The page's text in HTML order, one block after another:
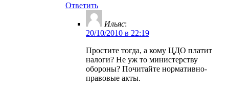
Ответить
Ильяс:
20/10/2010 в 22:19
Простите тогда, а кому ЦДО платит
налоги? Не уж то министерству
обороны? Почитайте нормативно-
правовые акты.